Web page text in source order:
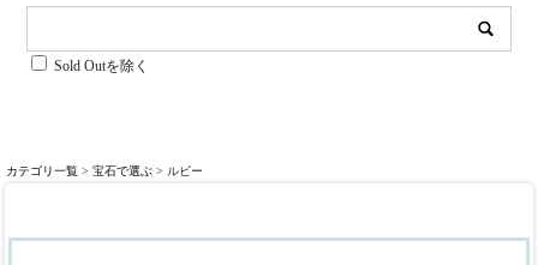
Sold Outを除く
カテゴリ一覧 > 宝石で選ぶ > ルビー